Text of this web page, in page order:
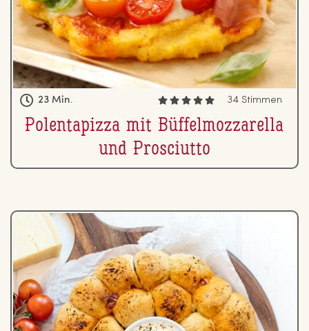
23 Min. 34 Stimmen
Po­len­ta­piz­za mit Büf­fel­moz­za­rel­la
und Pro­s­ciut­to